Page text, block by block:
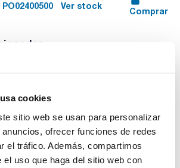
cookies
sitio web se usan para personalizar
ofrecer funciones de redes
el tráfico. Además, compartimos
el uso que haga del sitio web con
PO02400500 Ver stock
Comprar
Vídeo